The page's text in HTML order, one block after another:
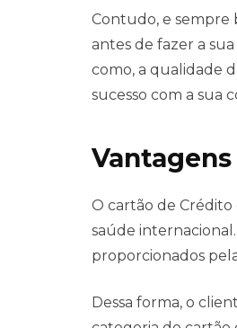
Contudo, e sempre
antes de fazer a
como, a qualidade
sucesso com a sua
O cartão de
saúde
proporcionados
Dessa forma, o